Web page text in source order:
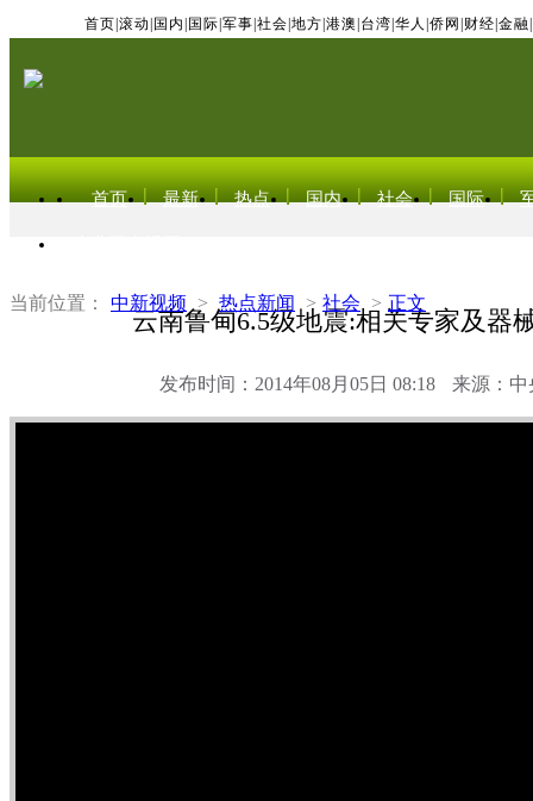
首页 滚动 国内 国际 军事 社会 地方 港澳 台湾 华人 侨网 财经 金融
首页 最新 热点 国内 社会 国际
当前位置： 中新视频 > 热点新闻 > 社会 > 正文
云南鲁甸6.5级地震:相关专家及器
发布时间：2014年08月05日 08:18 来源：中